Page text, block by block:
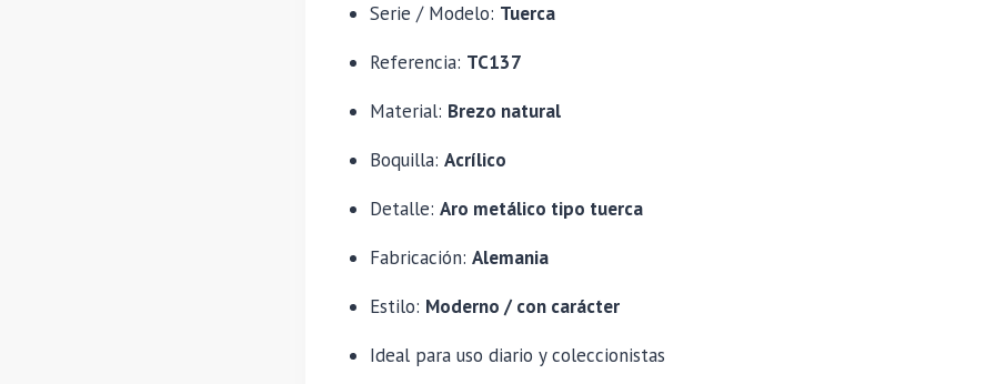
Serie / Modelo: Tuerca
Referencia: TC137
Material: Brezo natural
Boquilla: Acrílico
Detalle: Aro metálico tipo tuerca
Fabricación: Alemania
Estilo: Moderno / con carácter
Ideal para uso diario y coleccionistas